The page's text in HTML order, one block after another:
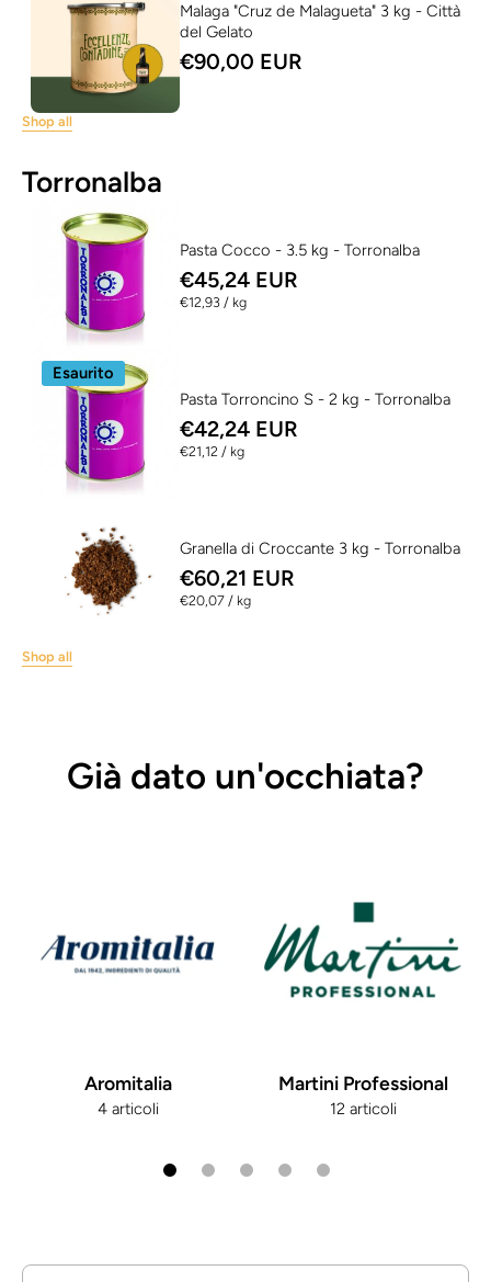
Malaga "Cruz de Malagueta" 3 kg - Città
del Gelato
€90,00 EUR
Shop all
Torronalba
Pasta Cocco - 3.5 kg - Torronalba
€45,24 EUR
€12,93 / per
kg
Esaurito
Pasta Torroncino S - 2 kg - Torronalba
€42,24 EUR
€21,12 / per
kg
Granella di Croccante 3 kg - Torronalba
€60,21 EUR
€20,07 / per
kg
Shop all
Già dato un'occhiata?
Aromitalia
4 articoli
Martini Professional
12 articoli